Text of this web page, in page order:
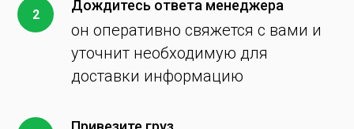
Дождитесь ответа менеджера
он оперативно свяжется с вами и
уточнит необходимую для
доставки информацию